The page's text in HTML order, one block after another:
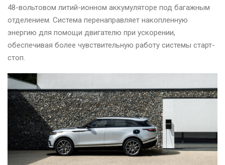
48-вольтовом литий-ионном аккумуляторе под багажным
отделением. Система перенаправляет накопленную
энергию для помощи двигателю при ускорении,
обеспечивая более чувствительную работу системы старт-
стоп.